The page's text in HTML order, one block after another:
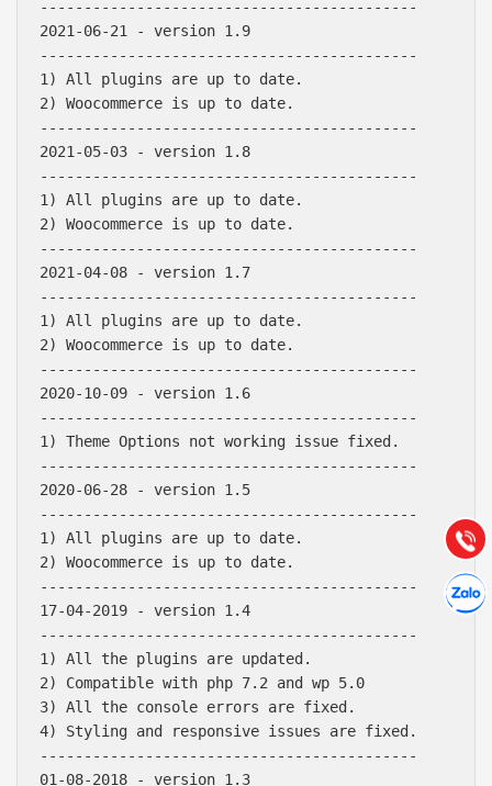
-------------------------------------------
2021-06-21 - version 1.9
-------------------------------------------
1) All plugins are up to date.
2) Woocommerce is up to date.
-------------------------------------------
2021-05-03 - version 1.8
-------------------------------------------
1) All plugins are up to date.
2) Woocommerce is up to date.
-------------------------------------------
2021-04-08 - version 1.7
-------------------------------------------
1) All plugins are up to date.
2) Woocommerce is up to date.
-------------------------------------------
2020-10-09 - version 1.6
-------------------------------------------
1) Theme Options not working issue fixed.
-------------------------------------------
2020-06-28 - version 1.5
-------------------------------------------
1) All plugins are up to date.
2) Woocommerce is up to date.
-------------------------------------------
17-04-2019 - version 1.4
-------------------------------------------
1) All the plugins are updated.
2) Compatible with php 7.2 and wp 5.0
3) All the console errors are fixed.
4) Styling and responsive issues are fixed.
-------------------------------------------
01-08-2018 - version 1.3
Gọi
0903.976.769
(028) 22.166.144
Chát
Hợp tác